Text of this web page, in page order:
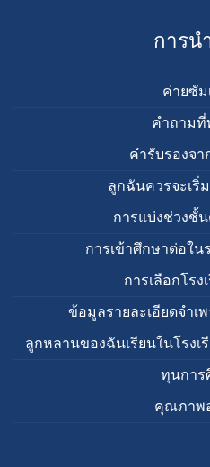
การน
ค่ายซัม
คำถามที่
คำรับรองจา
ลูกฉันควรจะเริ่
การแบ่งช่วงชั้
การเข้าศึกษาต่อใ
การเลือกโรง
ข้อมูลรายละเอียดจำเ
ลูกหลานของฉันเรียนในโรงเ
ทุนการ
คุณภาพ